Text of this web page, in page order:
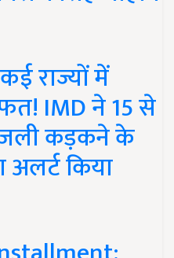
राज्यों में
IMD ने 15 से
कड़कने के
किया